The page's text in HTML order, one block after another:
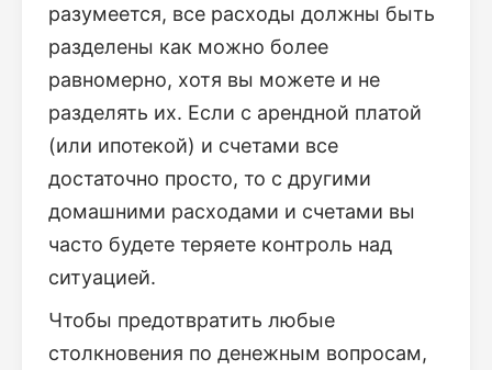
разумеется, все расходы должны быть
разделены как можно более
равномерно, хотя вы можете и не
разделять их. Если с арендной платой
(или ипотекой) и счетами все
достаточно просто, то с другими
домашними расходами и счетами вы
часто будете теряете контроль над
ситуацией.
Чтобы предотвратить любые
столкновения по денежным вопросам,